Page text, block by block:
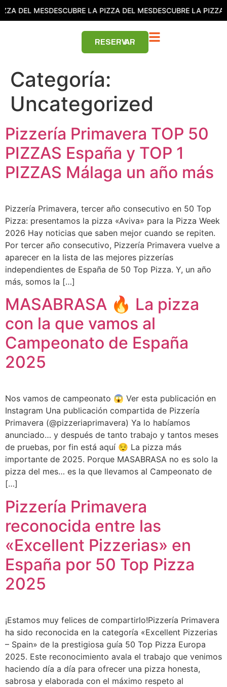
DEL MESDESCUBRE LA PIZZA DEL MESDESCUBRE LA PIZZA
RESERVAR
Categoría:
Uncategorized
Pizzería Primavera TOP 50
PIZZAS España y TOP 1
PIZZAS Málaga un año más
Pizzería Primavera, tercer año consecutivo en 50 Top
Pizza: presentamos la pizza «Aviva» para la Pizza Week
2026 Hay noticias que saben mejor cuando se repiten.
Por tercer año consecutivo, Pizzería Primavera vuelve a
aparecer en la lista de las mejores pizzerías
independientes de España de 50 Top Pizza. Y, un año
más, somos la […]
MASABRASA 🔥 La pizza
con la que vamos al
Campeonato de España
2025
Nos vamos de campeonato 😱 Ver esta publicación en
Instagram Una publicación compartida de Pizzería
Primavera (@pizzeriaprimavera) Ya lo habíamos
anunciado… y después de tanto trabajo y tantos meses
de pruebas, por fin está aquí 😌 La pizza más
importante de 2025. Porque MASABRASA no es solo la
pizza del mes… es la que llevamos al Campeonato de
[…]
Pizzería Primavera
reconocida entre las
«Excellent Pizzerias» en
España por 50 Top Pizza
2025
¡Estamos muy felices de compartirlo!Pizzería Primavera
ha sido reconocida en la categoría «Excellent Pizzerias
– Spain» de la prestigiosa guía 50 Top Pizza Europa
2025. Este reconocimiento avala el trabajo que venimos
haciendo día a día para ofrecer una pizza honesta,
sabrosa y elaborada con el máximo respeto al